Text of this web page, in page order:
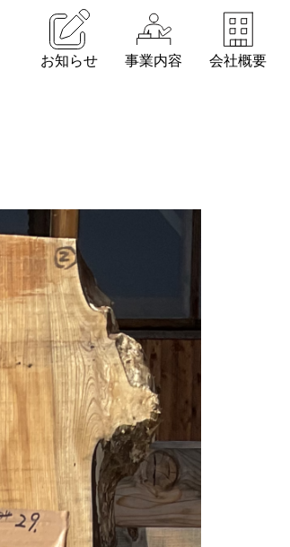
お知らせ 事業内容 会社概要